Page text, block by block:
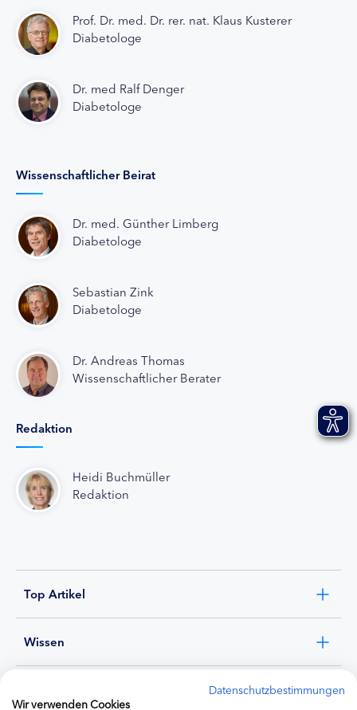
Prof. Dr. med. Dr. rer. nat. Klaus Kusterer
Diabetologe
Dr. med Ralf Denger
Diabetologe
Wissenschaftlicher Beirat
Dr. med. Günther Limberg
Diabetologe
Sebastian Zink
Diabetologe
Dr. Andreas Thomas
Wissenschaftlicher Berater
Redaktion
Heidi Buchmüller
Redaktion
Top Artikel
Wissen
Datenschutzbestimmungen
Wir verwenden Cookies